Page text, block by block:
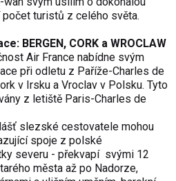
turistů z celého světa.
BERGEN, CORK a WROCLAW
Air France nabídne svým
při odletu z Paříže-Charles de
v Irsku a Vroclav v Polsku. Tyto
z letiště Paris-Charles de
slezské cestovatele mohou
spoje z polské
severu - překvapí svými 12
města až po Nadorze,